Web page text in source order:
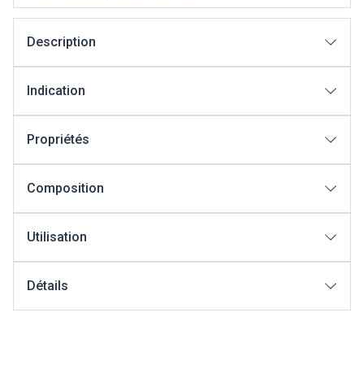
Description
Indication
Propriétés
Composition
Utilisation
Détails